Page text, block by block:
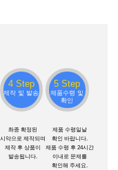
4 Step
제작 및 발송
촤종 확정된
시악으로 제작되며
제작 후 상품이
발송됩니다.
5 Step
제품수령 및
확인
제품 수령일날
확인 바랍니다.
제품 수령 후 24시간
이내로 문제를
확인해 주세요.